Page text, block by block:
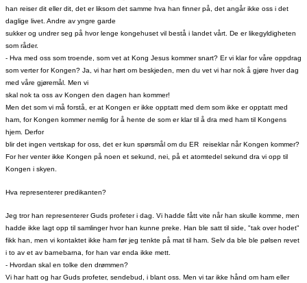
han reiser dit eller dit, det er liksom det samme hva han finner på, det angår ikke oss i det
daglige livet. Andre av yngre garde
sukker og undrer seg på hvor lenge kongehuset vil bestå i landet vårt. De er likegyldigheten
som råder.
- Hva med oss som troende, som vet at Kong Jesus kommer snart? Er vi klar for våre oppdrag
som verter for Kongen? Ja, vi har hørt om beskjeden, men du vet vi har nok å gjøre hver dag
med våre gjøremål. Men vi
skal nok ta oss av Kongen den dagen han kommer!
Men det som vi må forstå, er at Kongen er ikke opptatt med dem som ikke er opptatt med
ham, for Kongen kommer nemlig for å hente de som er klar til å dra med ham til Kongens
hjem. Derfor
blir det ingen vertskap for oss, det er kun spørsmål om du ER reiseklar når Kongen kommer?
For her venter ikke Kongen på noen et sekund, nei, på et atomtedel sekund dra vi opp til
Kongen i skyen.
Hva representerer predikanten?
Jeg tror han representerer Guds profeter i dag. Vi hadde fått vite når han skulle komme, men
hadde ikke lagt opp til samlinger hvor han kunne preke. Han ble satt til side, "tak over hodet"
fikk han, men vi kontaktet ikke ham før jeg tenkte på mat til ham. Selv da ble ble pølsen revet
i to av et av barnebarna, for han var enda ikke mett.
- Hvordan skal en tolke den drømmen?
Vi har hatt og har Guds profeter, sendebud, i blant oss. Men vi tar ikke hånd om ham eller